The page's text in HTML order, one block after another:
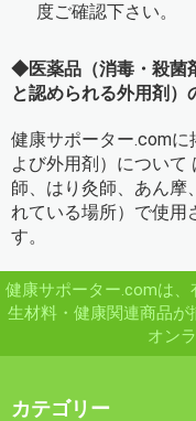
度ご確認下さい。
◆医薬品（消毒・殺菌
と認められる外用剤）
健康サポーター.com
よび外用剤）について
師、はり灸師、あん摩
れている場所）で使用
す。
健康サポーター.comは
生材料・健康関連商品
オン
カテゴリー